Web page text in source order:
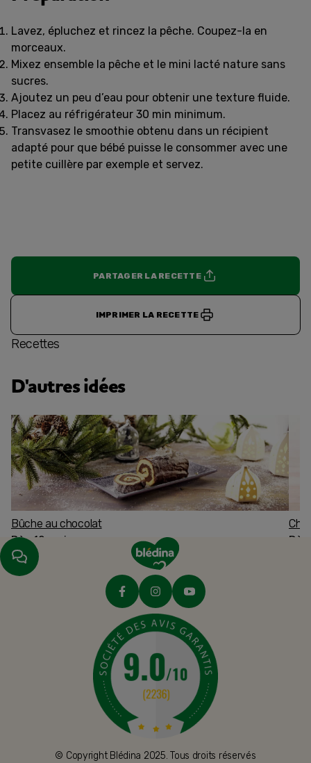
Lavez, épluchez et rincez la pêche. Coupez-la en
morceaux.
Mixez ensemble la pêche et le mini lacté nature sans
sucres.
Ajoutez un peu d’eau pour obtenir une texture fluide.
Placez au réfrigérateur 30 min minimum.
Transvasez le smoothie obtenu dans un récipient
adapté pour que bébé puisse le consommer avec une
petite cuillère par exemple et servez.
PARTAGER LA RECETTE
IMPRIMER LA RECETTE
Recettes
D'autres idées
Bûche au chocolat
Dès 12 mois
© Copyright Blédina 2025. Tous droits réservés